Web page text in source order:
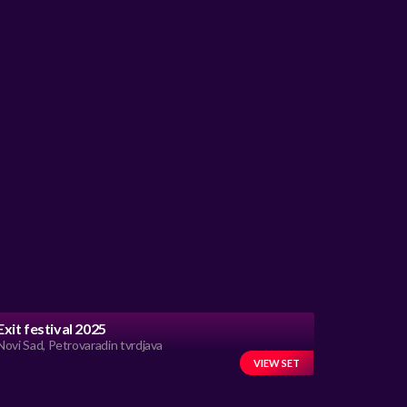
festival 2025
Sad, Petrovaradin tvrdjava
VIEW SET